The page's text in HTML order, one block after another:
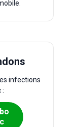
infections
: